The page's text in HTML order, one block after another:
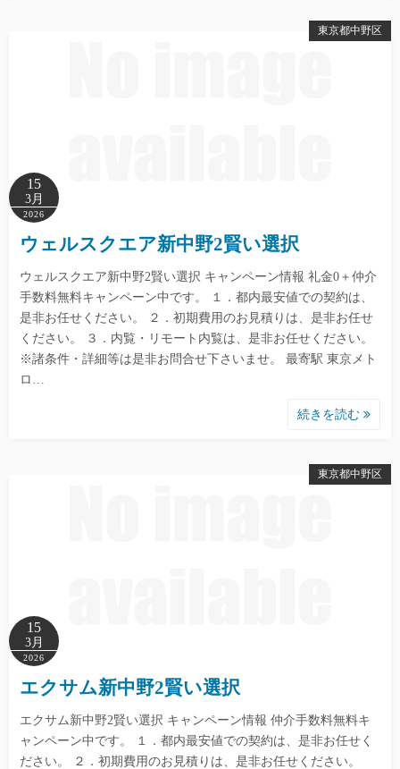
東京都中野区
15
3月
2026
ウェルスクエア新中野2賢い選択
ウェルスクエア新中野2賢い選択 キャンペーン情報 礼金0＋仲介
手数料無料キャンペーン中です。 １．都内最安値での契約は、
是非お任せください。 ２．初期費用のお見積りは、是非お任せ
ください。 ３．内覧・リモート内覧は、是非お任せください。
※諸条件・詳細等は是非お問合せ下さいませ。 最寄駅 東京メト
ロ…
続きを読む
東京都中野区
15
3月
2026
エクサム新中野2賢い選択
エクサム新中野2賢い選択 キャンペーン情報 仲介手数料無料キ
ャンペーン中です。 １．都内最安値での契約は、是非お任せく
ださい。 ２．初期費用のお見積りは、是非お任せください。